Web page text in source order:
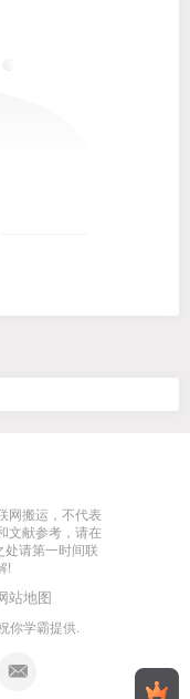
网搬运，不代表
文献参考，请在
请第一时间联
!
站地图
你学霸提供.